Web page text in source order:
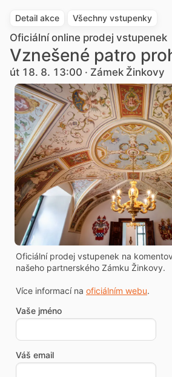
Detail akce Všechny vstupenky
Oficiální online prodej vstupenek
Vznešené patro
út 18. 8. 13:00 · Zámek Žinkovy
Oficiální prodej vstupenek na
našeho partnerského Zámku Žinkovy.
Více informací na oficiálním webu.
Vaše jméno
Váš email